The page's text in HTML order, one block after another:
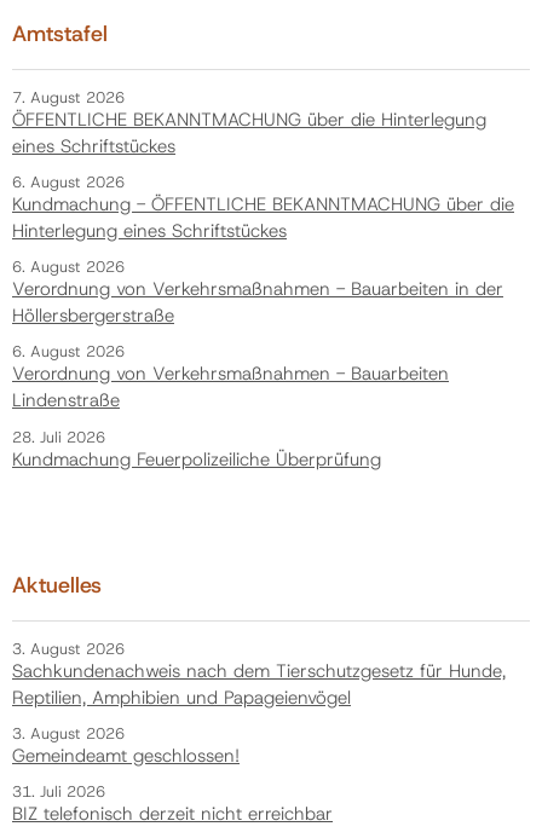
Amtstafel
7. August 2026
ÖFFENTLICHE BEKANNTMACHUNG über die Hinterlegung
eines Schriftstückes
6. August 2026
Kundmachung - ÖFFENTLICHE BEKANNTMACHUNG über die
Hinterlegung eines Schriftstückes
6. August 2026
Verordnung von Verkehrsmaßnahmen - Bauarbeiten in der
Höllersbergerstraße
6. August 2026
Verordnung von Verkehrsmaßnahmen - Bauarbeiten
Lindenstraße
28. Juli 2026
Kundmachung Feuerpolizeiliche Überprüfung
Aktuelles
3. August 2026
Sachkundenachweis nach dem Tierschutzgesetz für Hunde,
Reptilien, Amphibien und Papageienvögel
3. August 2026
Gemeindeamt geschlossen!
31. Juli 2026
BIZ telefonisch derzeit nicht erreichbar